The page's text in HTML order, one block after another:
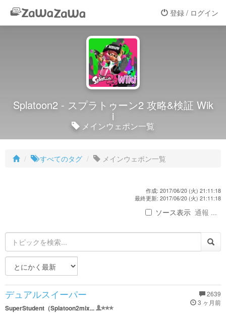
登録 / ログイン
Splatoon2 - スプラトゥーン2 攻略&検証 Wik
i
メインウェポン一覧
すべてのタグ メインウェポン一覧
作成: 2017/06/20 (火) 21:11:18
最終更新: 2017/06/20 (火) 21:11:18
ソース表示 通報 ...
2639
3 ヶ月前
デュアルスイーパー
SuperStudent（Splatoon2mix...